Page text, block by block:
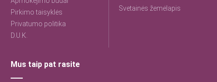
Pirkimo taisyklės
Privatumo politika
D.U.K.
Svetainės žemėlapis
Mus taip pat rasite